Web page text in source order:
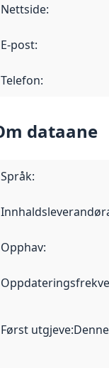
Nettside:
E-post:
Telefon:
dataane
Språk:
Opphav:
Først utgjeve: